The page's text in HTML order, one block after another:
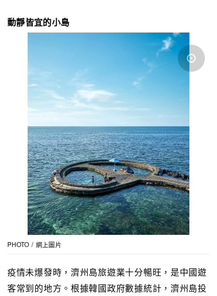
動靜皆宜的小島
PHOTO / 網上圖片
疫情未爆發時，濟州島旅遊業十分暢旺，是中國遊
客常到的地方。根據韓國政府數據統計，濟州島投